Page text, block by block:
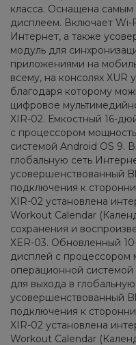
класса. Оснащена
дисплеем. Включает Wi-
Интернет, а также
модуль для
приложениями на
всему, на консолях XUR
благодаря которому
цифровое
XIR-02. Емкостный 16-
с процессором
системой Android OS 9.
глобальную сеть
усовершенствованный
подключения к
XIR-02 установлена
Workout Calendar
сохранения и
XER-03. Обновленный
дисплей с процессором
операционной
для выхода в
усовершенствованный
подключения к
XIR-02 установлена
Workout Calendar